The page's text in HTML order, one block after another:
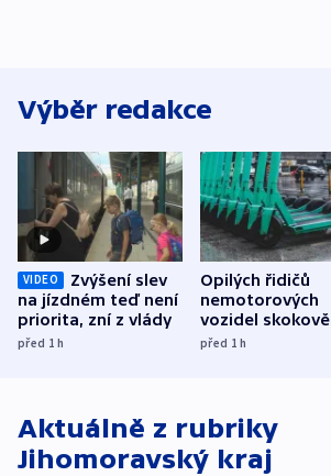
Výběr redakce
VIDEO
Zvýšení slev
na jízdném teď není
priorita, zní z vlády
před 1h
Opilých řidičů
nemotorových
vozidel skokově
přibylo, nejvíc ve
před 1h
Aktuálně z rubriky
Jihomoravský kraj